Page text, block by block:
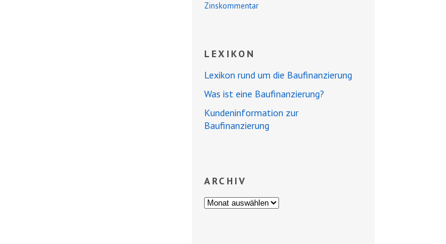
Zinskommentar
LEXIKON
Lexikon rund um die Baufinanzierung
Was ist eine Baufinanzierung?
Kundeninformation zur
Baufinanzierung
ARCHIV